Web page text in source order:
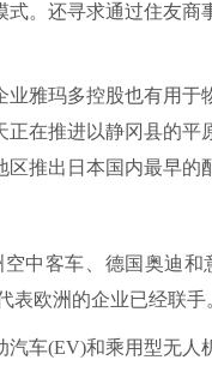
。还寻求通过住友商
玛多控股也有用于
在推进以静冈县的平
推出日本国内最早的
客车、德国奥迪和
表欧洲的企业已经联手
(EV)和乘用型无人